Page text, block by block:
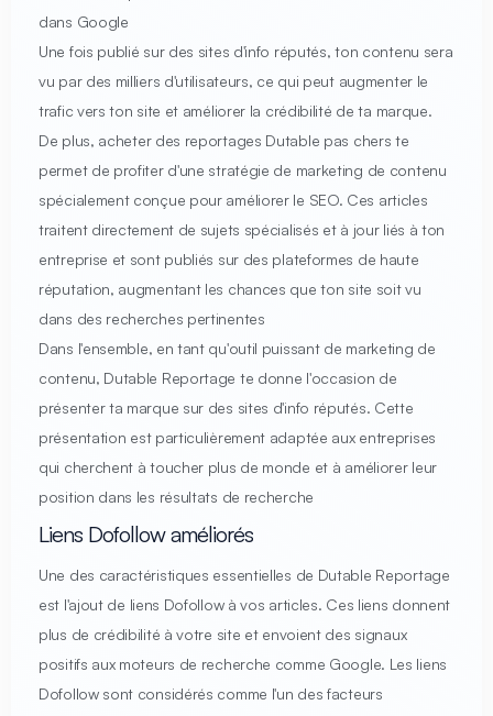
dans Google
Une fois publié sur des sites d'info réputés, ton contenu sera
vu par des milliers d'utilisateurs, ce qui peut augmenter le
trafic vers ton site et améliorer la crédibilité de ta marque.
De plus, acheter des reportages Dutable pas chers te
permet de profiter d'une stratégie de marketing de contenu
spécialement conçue pour améliorer le SEO. Ces articles
traitent directement de sujets spécialisés et à jour liés à ton
entreprise et sont publiés sur des plateformes de haute
réputation, augmentant les chances que ton site soit vu
dans des recherches pertinentes
Dans l'ensemble, en tant qu'outil puissant de marketing de
contenu, Dutable Reportage te donne l'occasion de
présenter ta marque sur des sites d'info réputés. Cette
présentation est particulièrement adaptée aux entreprises
qui cherchent à toucher plus de monde et à améliorer leur
position dans les résultats de recherche
Liens Dofollow améliorés
Une des caractéristiques essentielles de Dutable Reportage
est l'ajout de liens Dofollow à vos articles. Ces liens donnent
plus de crédibilité à votre site et envoient des signaux
positifs aux moteurs de recherche comme Google. Les liens
Dofollow sont considérés comme l'un des facteurs